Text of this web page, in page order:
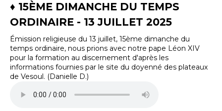
♦ 15ÈME DIMANCHE DU TEMPS
ORDINAIRE - 13 JUILLET 2025
Émission religieuse du 13 juillet, 15ème dimanche du
temps ordinaire, nous prions avec notre pape Léon XIV
pour la formation au discernement d'après les
informations fournies par le site du doyenné des plateaux
de Vesoul. (Danielle D.)